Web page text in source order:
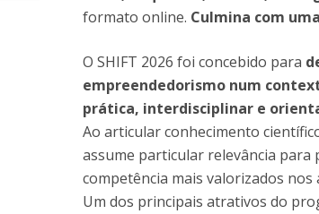
formato online. Culmina com
O SHIFT 2026 foi concebido para
empreendedorismo num
prática, interdisciplinar e
Ao articular conhecimento
assume particular relevância
competência mais valorizados
Um dos principais atrativos do